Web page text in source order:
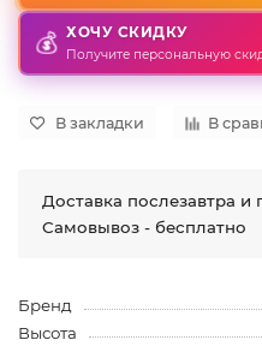
💰 ХОЧУ СКИДКУ
Получите персональную
В закладки В
Доставка послезавтра и
Самовывоз - бесплатно
Бренд
Высота